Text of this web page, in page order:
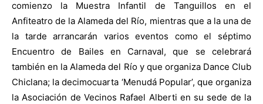
comienzo la Muestra Infantil de Tanguillos en el
Anfiteatro de la Alameda del Río, mientras que a la una de
la tarde arrancarán varios eventos como el séptimo
Encuentro de Bailes en Carnaval, que se celebrará
también en la Alameda del Río y que organiza Dance Club
Chiclana; la decimocuarta ‘Menudá Popular’, que organiza
la Asociación de Vecinos Rafael Alberti en su sede de la